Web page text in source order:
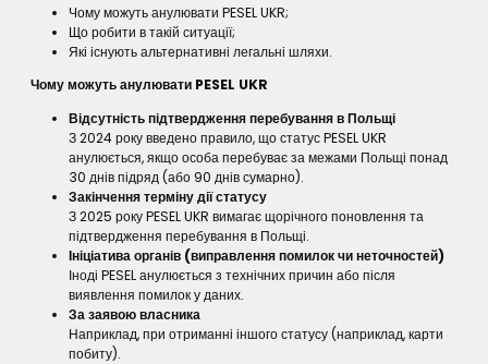
Чому можуть анулювати PESEL UKR;
Що робити в такій ситуації;
Які існують альтернативні легальні шляхи.
Чому можуть анулювати PESEL UKR
Відсутність підтвердження перебування в Польщі
З 2024 року введено правило, що статус PESEL UKR
анулюється, якщо особа перебуває за межами Польщі понад
30 днів підряд (або 90 днів сумарно).
Закінчення терміну дії статусу
З 2025 року PESEL UKR вимагає щорічного поновлення та
підтвердження перебування в Польщі.
Ініціатива органів (виправлення помилок чи неточностей)
Іноді PESEL анулюється з технічних причин або після
виявлення помилок у даних.
За заявою власника
Наприклад, при отриманні іншого статусу (наприклад, карти
побиту).